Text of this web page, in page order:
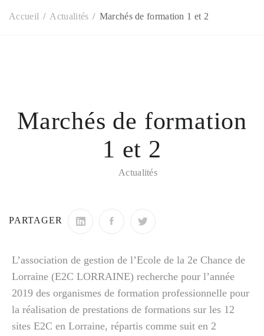
Accueil Actualités Marchés de formation 1 et 2
Marchés de formation
1 et 2
Actualités
PARTAGER
L’association de gestion de l’Ecole de la 2e Chance de
Lorraine (E2C LORRAINE) recherche pour l’année
2019 des organismes de formation professionnelle pour
la réalisation de prestations de formations sur les 12
sites E2C en Lorraine, répartis comme suit en 2